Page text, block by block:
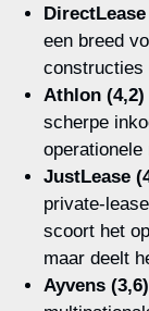
een breed
constructies
Athlon (4,2)
scherpe
JustLease
scoort het
maar deelt
Ayvens (3,6)